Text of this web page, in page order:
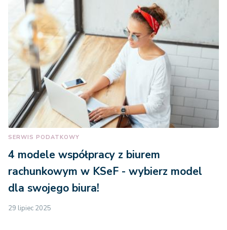
SERWIS PODATKOWY
4 modele współpracy z biurem
rachunkowym w KSeF - wybierz model
dla swojego biura!
29 lipiec 2025